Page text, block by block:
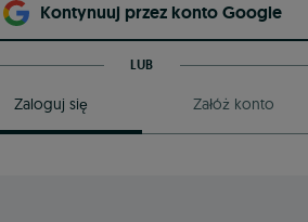
Kontynuuj przez konto Google
LUB
Zaloguj się Załóż konto